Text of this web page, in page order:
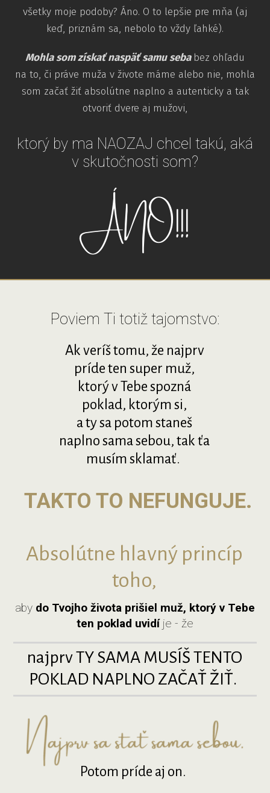
všetky moje podoby? Áno. O to lepšie pre mňa (aj
keď, priznám sa, nebolo to vždy ľahké).
Mohla som získať naspäť samuseba bez ohľadu
na to, či práve muža v živote máme alebo nie, mohla
som začať žiť absolútne naplno a autenticky a tak
otvoriť dvere aj mužovi,
ktorý by ma NAOZAJ chcel takú, aká
v skutočnosti som?
ÁNO!!!
Poviem Ti totiž tajomstvo:
Ak veríš tomu, že najprv
príde ten super muž,
ktorý v Tebe spozná
poklad, ktorým si,
a ty sa potom staneš
naplno sama sebou, tak ťa
musím sklamať.
TAKTO TO NEFUNGUJE.
Absolútne hlavný princíp
toho,
aby do Tvojho života prišiel muž, ktorý v Tebe
ten poklad uvidí je - že
najprv TY SAMA MUSÍŠ TENTO
POKLAD NAPLNO ZAČAŤ ŽIŤ.
Potom príde aj on.